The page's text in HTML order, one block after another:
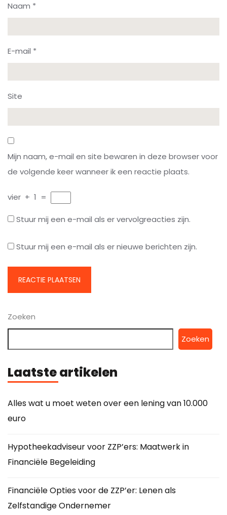
Naam *
E-mail *
Site
Mijn naam, e-mail en site bewaren in deze browser voor
de volgende keer wanneer ik een reactie plaats.
vier + 1 =
Stuur mij een e-mail als er vervolgreacties zijn.
Stuur mij een e-mail als er nieuwe berichten zijn.
Zoeken
Zoeken
Laatste artikelen
Alles wat u moet weten over een lening van 10.000
euro
Hypotheekadviseur voor ZZP’ers: Maatwerk in
Financiële Begeleiding
Financiële Opties voor de ZZP’er: Lenen als
Zelfstandige Ondernemer